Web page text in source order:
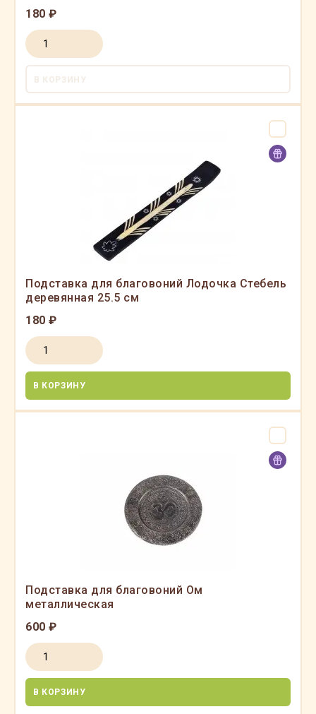
180 ₽
В КОРЗИНУ
Подставка для благовоний Лодочка Стебель
деревянная 25.5 см
180 ₽
В КОРЗИНУ
Подставка для благовоний Ом
металлическая
600 ₽
В КОРЗИНУ